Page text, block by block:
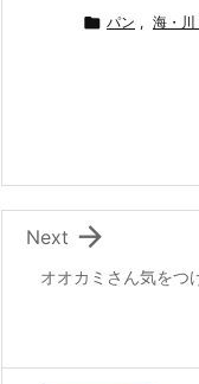
o
k
itt e
 パン , 海・川
オオカミさん気をつ

Next